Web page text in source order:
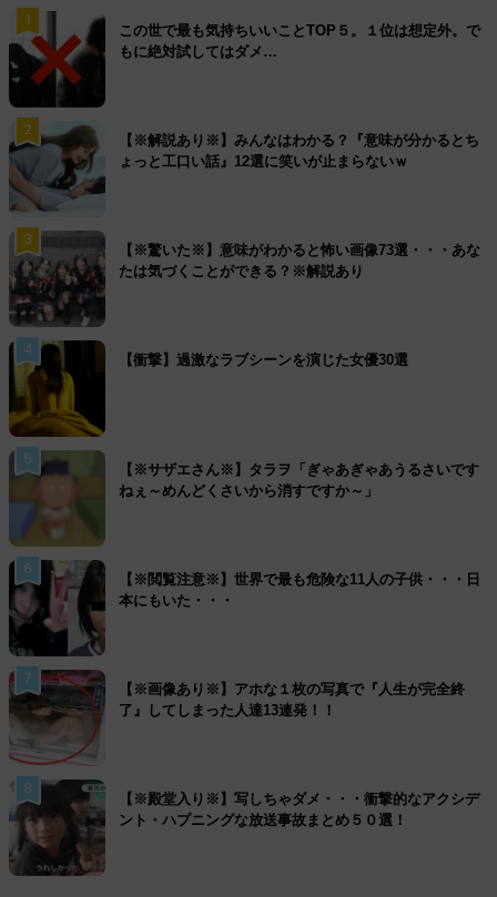
1
この世で最も気持ちいいことTOP５。１位は想定外。で
もに絶対試してはダメ…
2
【※解説あり※】みんなはわかる？『意味が分かるとち
ょっと工口い話』12選に笑いが止まらないｗ
3
【※驚いた※】意味がわかると怖い画像73選・・・あな
たは気づくことができる？※解説あり
4
【衝撃】過激なラブシーンを演じた女優30選
5
【※サザエさん※】タラヲ「ぎゃあぎゃあうるさいです
ねぇ～めんどくさいから消すですか～」
6
【※閲覧注意※】世界で最も危険な11人の子供・・・日
本にもいた・・・
7
【※画像あり※】アホな１枚の写真で『人生が完全終
了』してしまった人達13連発！！
8
【※殿堂入り※】写しちゃダメ・・・衝撃的なアクシデ
ント・ハプニングな放送事故まとめ５０選！